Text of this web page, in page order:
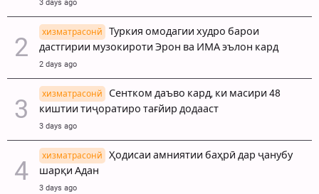
3 days ago
хизматрасонй
Туркия омодагии худро барои
дастгирии музокироти Эрон ва ИМА эълон кард
2 days ago
хизматрасонй
Сентком даъво кард, ки масири 48
киштии тиҷоратиро тағйир додааст
3 days ago
хизматрасонй
Ҳодисаи амниятии баҳрӣ дар ҷанубу
шарқи Адан
3 days ago